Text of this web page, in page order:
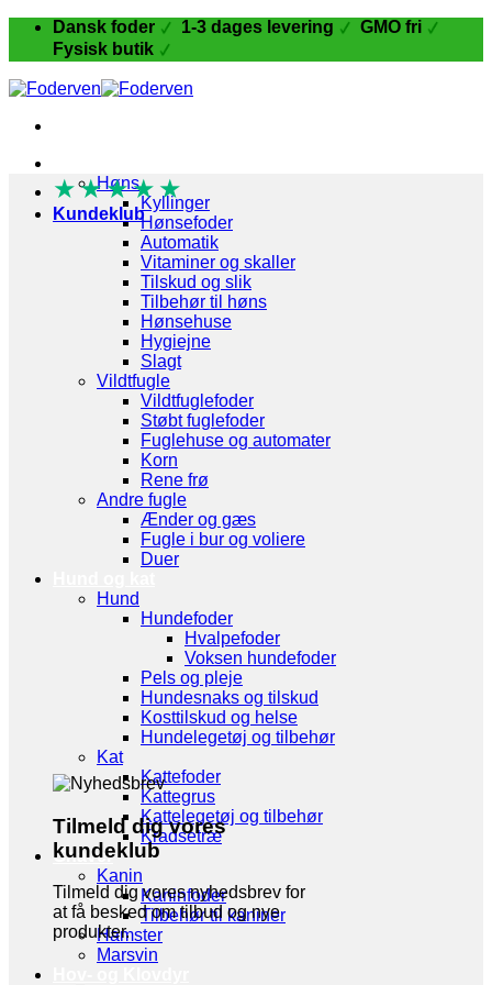
Fortsæt
indhold
Dansk foder 1-3 dages levering
GMO fri
Fysisk butik
Høns
Kyllinger
Hønsefoder
Automatik
Vitaminer og skaller
Tilskud og slik
Tilbehør til høns
Hønsehuse
Hygiejne
Slagt
Vildtfugle
Vildtfuglefoder
Støbt fuglefoder
Fuglehuse og automater
Korn
Rene frø
Andre fugle
Ænder og gæs
Fugle i bur og voliere
Duer
Hund
Hundefoder
Hvalpefoder
Voksen hundefoder
Pels og pleje
Hundesnaks og tilskud
Kosttilskud og helse
Hundelegetøj og tilbehør
Kat
Kattefoder
Kattegrus
Kattelegetøj og tilbehør
Kradsetræ
Gnaver
Kanin
Kaninfoder
Tilbehør til kaniner
Hamster
Marsvin
★★★★ ★
Kundeklub
Tilmeld dig vores
kundeklub
Tilmeld dig vores nyhedsbrev for
at få besked om tilbud og nye
produkter.